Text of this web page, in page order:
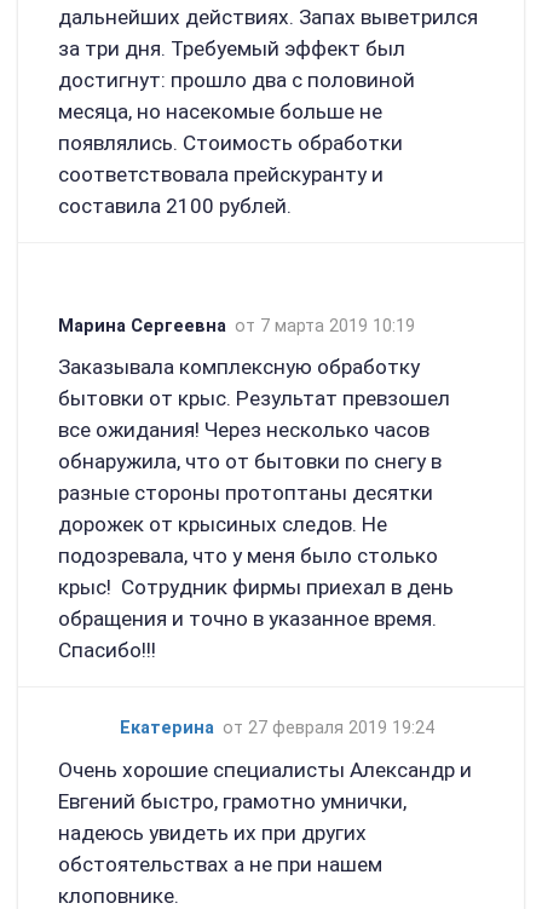
дальнейших действиях. Запах выветрился
за три дня. Требуемый эффект был
достигнут: прошло два с половиной
месяца, но насекомые больше не
появлялись. Стоимость обработки
соответствовала прейскуранту и
составила 2100 рублей.
Марина Сергеевна от 7 марта 2019 10:19
Заказывала комплексную обработку
бытовки от крыс. Результат превзошел
все ожидания! Через несколько часов
обнаружила, что от бытовки по снегу в
разные стороны протоптаны десятки
дорожек от крысиных следов. Не
подозревала, что у меня было столько
крыс! Сотрудник фирмы приехал в день
обращения и точно в указанное время.
Спасибо!!!
Екатерина от 27 февраля 2019 19:24
Очень хорошие специалисты Александр и
Евгений быстро, грамотно умнички,
надеюсь увидеть их при других
обстоятельствах а не при нашем
клоповнике.